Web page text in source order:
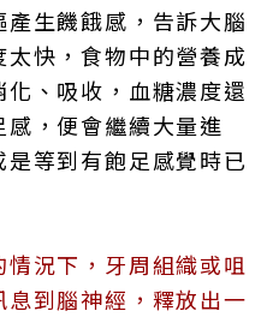
生饑餓感，告訴大腦
快，食物中的營養成
、吸收，血糖濃度還
，便會繼續大量進
等到有飽足感覺時已
況下，牙周組織或咀
到腦神經，釋放出一